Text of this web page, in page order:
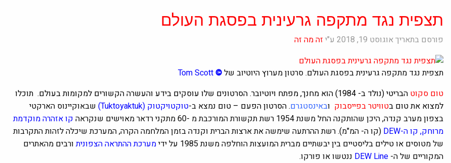
תצפית נגד מתקפה גרעינית בפסגת העולם
פורסם בתאריך אוגוסט 19, 2018 ע"י זה מה זה
תצפית נגד מתקפה גרעינית בפסגת העולם. סרטון מערוץ היוטיוב של©
Tom Scott
טום סקוט הבריטי (נולד ב- 1984) הוא מחנך, מפתח ויוטיובר. הסרטונים שלו עוסקים בידע והעשרה הקשורים למקומות בעולם.
תוכלו
למצוא את טום בטוויטרבפייסבוק ובאינסטגרם. הסרטון הפעם – טום נמצא ב-טוקטויקטוק (Tuktoyaktuk)
שבאוקיינוס ​​הארקטי
בצפון מערב קנדה, היכן שהותקנה החל משנת 1954
רשת תקשורת המורכבת מ -60 מתקני רדאר מאוישים שנקראה
קו אזהרה מוקדמת
מרוחק, קו ה-DEW
(קו ה- המ"מ). רשת ההרתעה שימשה את ארצות הברית וקנדה בזמן המלחמה הקרה, המערכת שיכלה לזהות התקרבות
של מטוסים או טילים בליסטיים בין יבשתיים מברית המועצותהוחלפה משנת 1985 על ידי מערכת ההתראה הצפוניתורבים מהאתרים
המקוריים של ה- DEW Line ננטשו או פורקו.